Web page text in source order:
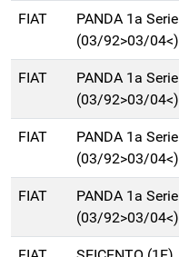
FIAT
PANDA 1a Serie
(03/92>03/04<)
FIAT
PANDA 1a Serie
(03/92>03/04<)
FIAT
PANDA 1a Serie
(03/92>03/04<)
FIAT
PANDA 1a Serie
(03/92>03/04<)